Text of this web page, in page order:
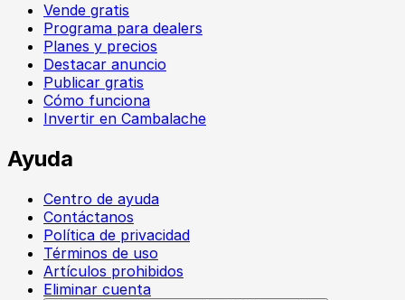
Vende gratis
Programa para dealers
Planes y precios
Destacar anuncio
Publicar gratis
Cómo funciona
Invertir en Cambalache
Ayuda
Centro de ayuda
Contáctanos
Política de privacidad
Términos de uso
Artículos prohibidos
Eliminar cuenta